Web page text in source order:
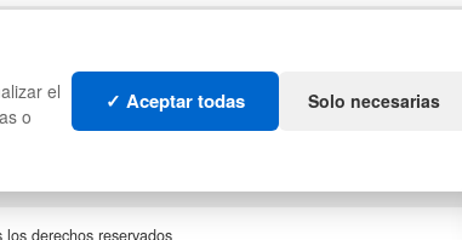
PALETS DE PLÁSTICO
MANUTENCIÓN
GESTIÓN DE RESIDUOS
CONTENEDORES DE
PLÁSTICO
LIQUIDACIÓN Y
derechos reservados
el
o
✓ Aceptar todas Solo necesarias